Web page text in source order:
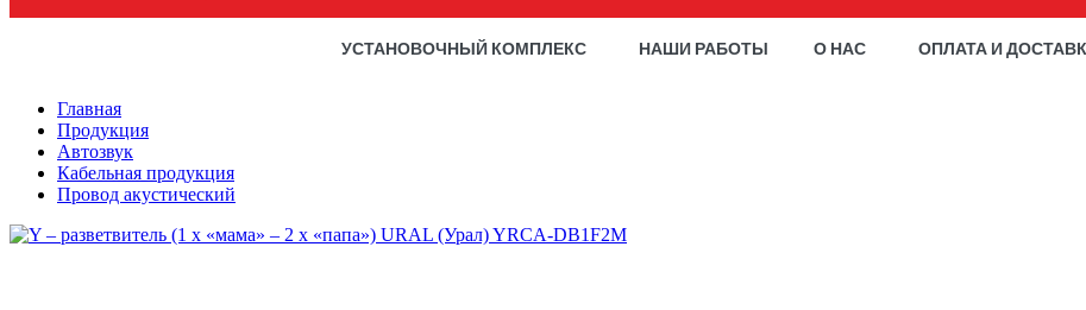
УСТАНОВОЧНЫЙ КОМПЛЕКС НАШИ РАБОТЫ О НАС ОПЛАТА И
Главная
Продукция
Автозвук
Кабельная продукция
Провод акустический